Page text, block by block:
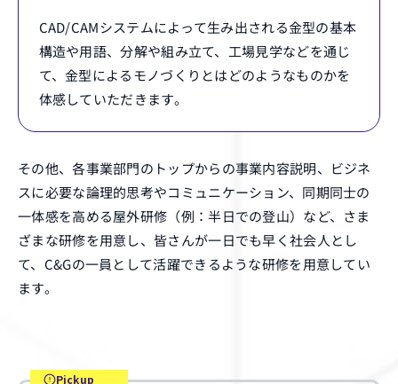
CAD/CAMシステムによって生み出される金型の基本
構造や用語、分解や組み立て、工場見学などを通じ
て、金型によるモノづくりとはどのようなものかを
体感していただきます。
その他、各事業部門のトップからの事業内容説明、ビジネ
スに必要な論理的思考やコミュニケーション、同期同士の
一体感を高める屋外研修（例：半日での登山）など、さま
ざまな研修を用意し、皆さんが一日でも早く社会人とし
て、C&Gの一員として活躍できるような研修を用意してい
ます。
Pickup